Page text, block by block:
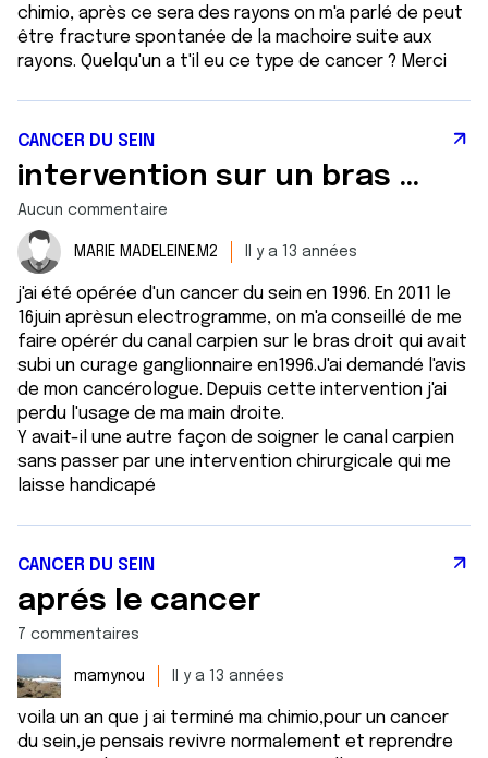
chimio, après ce sera des rayons on m'a parlé de peut
être fracture spontanée de la machoire suite aux
rayons. Quelqu'un a t'il eu ce type de cancer ? Merci
CANCER DU SEIN
intervention sur un bras après une mastectomie
Aucun commentaire
MARIE MADELEINE.M2 Il y a 13 années
j'ai été opérée d'un cancer du sein en 1996. En 2011 le
16juin aprèsun electrogramme, on m'a conseillé de me
faire opérér du canal carpien sur le bras droit qui avait
subi un curage ganglionnaire en1996.J'ai demandé l'avis
de mon cancérologue. Depuis cette intervention j'ai
perdu l'usage de ma main droite.
Y avait-il une autre façon de soigner le canal carpien
sans passer par une intervention chirurgicale qui me
laisse handicapé
CANCER DU SEIN
aprés le cancer
7 commentaires
mamynou Il y a 13 années
voila un an que j ai terminé ma chimio,pour un cancer
du sein,je pensais revivre normalement et reprendre